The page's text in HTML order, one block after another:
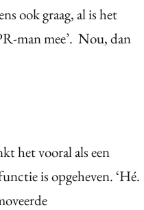
ook graag, al is het
man mee’. Nou, dan
het vooral als een
is opgeheven. ‘Hé.